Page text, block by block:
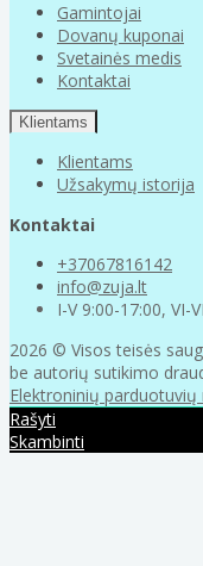
Gamintojai
Dovanų kuponai
Svetainės medis
Kontaktai
Klientams
Klientams
Užsakymų istorija
Kontaktai
+37067816142
info@zuja.lt
I-V 9:00-17:00, VI-
2026 © Visos teisės
be autorių sutikimo
Elektroninių parduotuvių
Rašyti
Skambinti